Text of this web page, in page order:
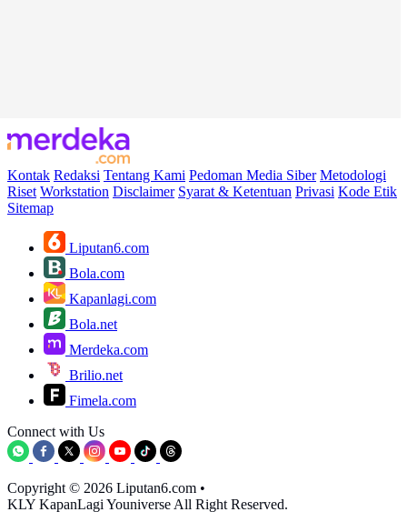
Kontak Redaksi Tentang Kami Pedoman Media Siber Metodologi
Riset Workstation Disclaimer Syarat & Ketentuan Privasi Kode Etik
Sitemap
Liputan6.com
Bola.com
Kapanlagi.com
Bola.net
Merdeka.com
Brilio.net
Fimela.com
Connect with Us
Copyright © 2026 Liputan6.com •
KLY KapanLagi Youniverse All Right Reserved.